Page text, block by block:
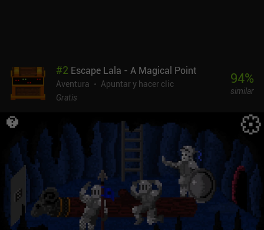
#2 Escape Lala - A Magical Point
Aventura
Apuntar y hacer clic
Gratis
94%
similar